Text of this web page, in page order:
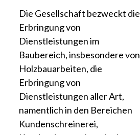
Die Gesellschaft bezweckt die
Erbringung von
Dienstleistungen im
Baubereich, insbesondere von
Holzbauarbeiten, die
Erbringung von
Dienstleistungen aller Art,
namentlich in den Bereichen
Kundenschreinerei,